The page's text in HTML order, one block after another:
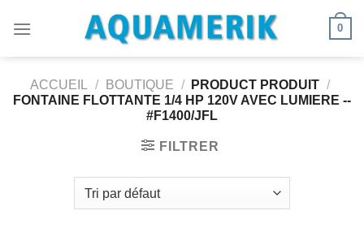
0
ACCUEIL / BOUTIQUE / PRODUCT PRODUIT /
FONTAINE FLOTTANTE 1/4 HP 120V AVEC LUMIERE --
#F1400/JFL
FILTRER